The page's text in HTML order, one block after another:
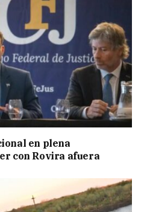
en plena
con Rovira afuera